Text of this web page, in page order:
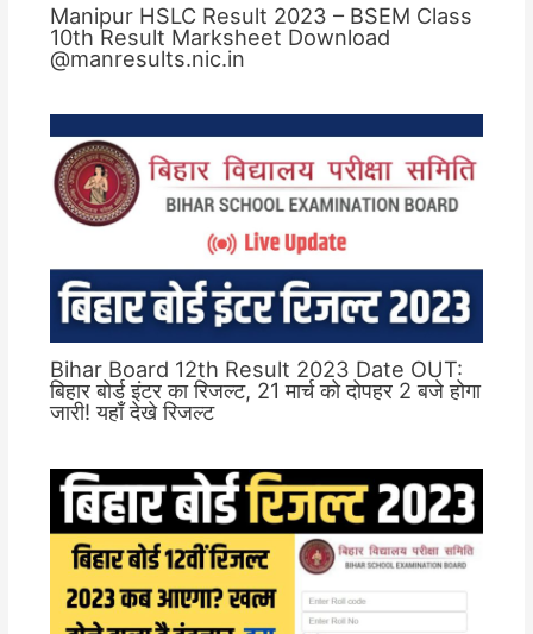
Manipur HSLC Result 2023 – BSEM Class
10th Result Marksheet Download
@manresults.nic.in
Bihar Board 12th Result 2023 Date OUT:
बिहार बोर्ड इंटर का रिजल्ट, 21 मार्च को दोपहर 2 बजे होगा
जारी! यहाँ देखे रिजल्ट